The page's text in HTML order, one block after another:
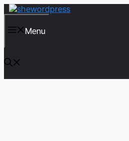
컨
츠
건
너
뛰
기
Menu